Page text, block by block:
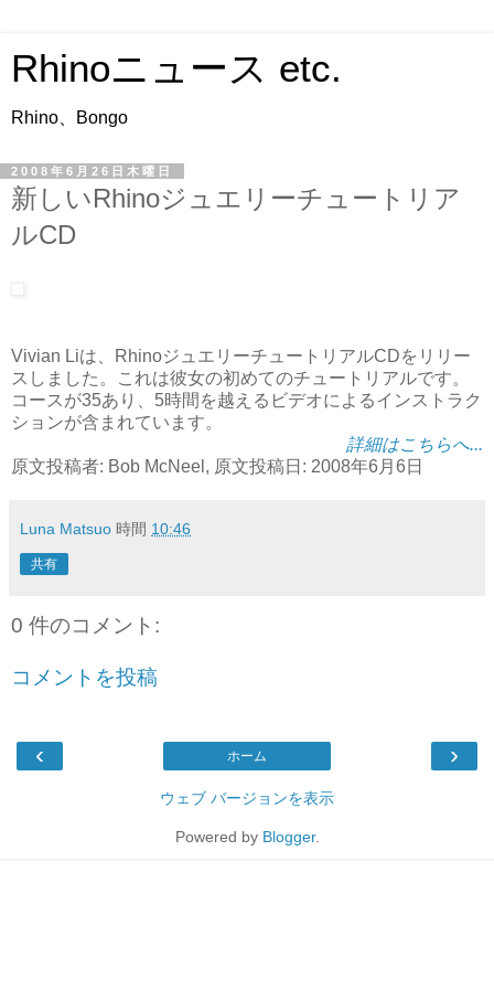
Rhinoニュース etc.
Rhino、Bongo
2008年6月26日木曜日
新しいRhinoジュエリーチュートリア
ルCD
Vivian Liは、RhinoジュエリーチュートリアルCDをリリー
スしました。これは彼女の初めてのチュートリアルです。
コースが35あり、5時間を越えるビデオによるインストラク
ションが含まれています。
詳細はこちらへ...
原文投稿者: Bob McNeel, 原文投稿日: 2008年6月6日
Luna Matsuo 時間 10:46
共有
0 件のコメント:
コメントを投稿
‹ ›
ホーム
ウェブ バージョンを表示
Powered by Blogger.